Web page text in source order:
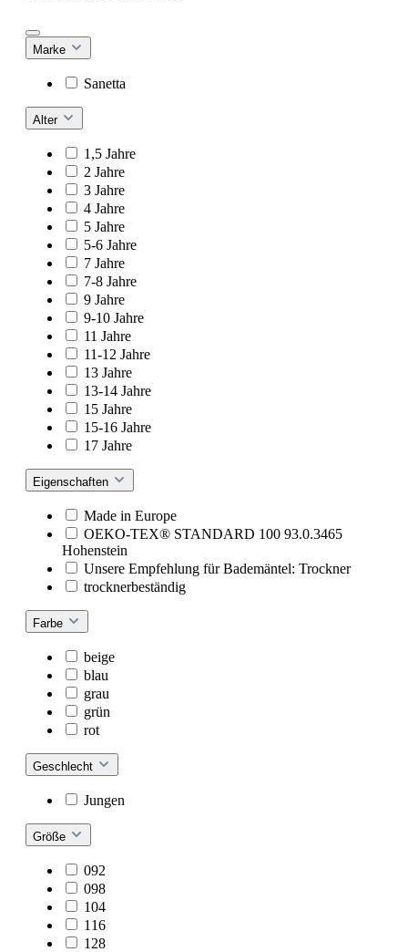
Marke
Sanetta
Alter
1,5 Jahre
2 Jahre
3 Jahre
4 Jahre
5 Jahre
5-6 Jahre
7 Jahre
7-8 Jahre
9 Jahre
9-10 Jahre
11 Jahre
11-12 Jahre
13 Jahre
13-14 Jahre
15 Jahre
15-16 Jahre
17 Jahre
Eigenschaften
Made in Europe
OEKO-TEX® STANDARD 100 93.0.3465
Hohenstein
Unsere Empfehlung für Bademäntel: Trockner
trocknerbeständig
Farbe
beige
blau
grau
grün
rot
Geschlecht
Jungen
Größe
092
098
104
116
128